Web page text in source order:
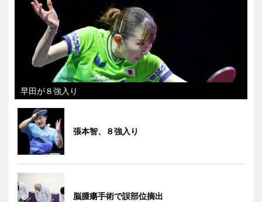
早田が８強入り
張本智、８強入り
脳腫瘍手術で誤部位摘出